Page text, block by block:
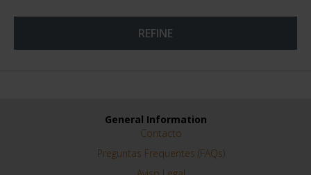
REFINE
General Information
Contacto
Preguntas Frequentes (FAQs)